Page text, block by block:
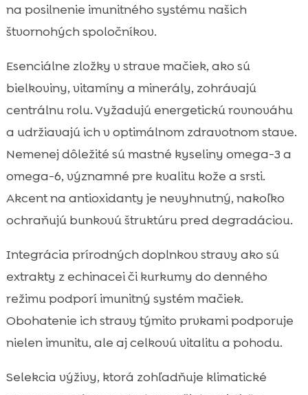
na posilnenie imunitného systému našich
štvornohých spoločníkov.
Esenciálne zložky v strave mačiek, ako sú
bielkoviny, vitamíny a minerály, zohrávajú
centrálnu rolu. Vyžadujú energetickú rovnováhu
a udržiavajú ich v optimálnom zdravotnom stave.
Nemenej dôležité sú mastné kyseliny omega-3 a
omega-6, významné pre kvalitu kože a srsti.
Akcent na antioxidanty je nevyhnutný, nakoľko
ochraňujú bunkovú štruktúru pred degradáciou.
Integrácia prírodných doplnkov stravy ako sú
extrakty z echinacei či kurkumy do denného
režimu podporí imunitný systém mačiek.
Obohatenie ich stravy týmito prvkami podporuje
nielen imunitu, ale aj celkovú vitalitu a pohodu.
Selekcia výživy, ktorá zohľadňuje klimatické